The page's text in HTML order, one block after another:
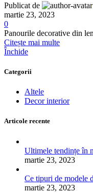
Publicat de
martie 23, 2023
0
Panourile decorative din
Citește mai multe
Închide
Categorii
Altele
Decor interior
Articole recente
Ultimele tendințe în
martie 23, 2023
Ce tipuri de modele
martie 23, 2023